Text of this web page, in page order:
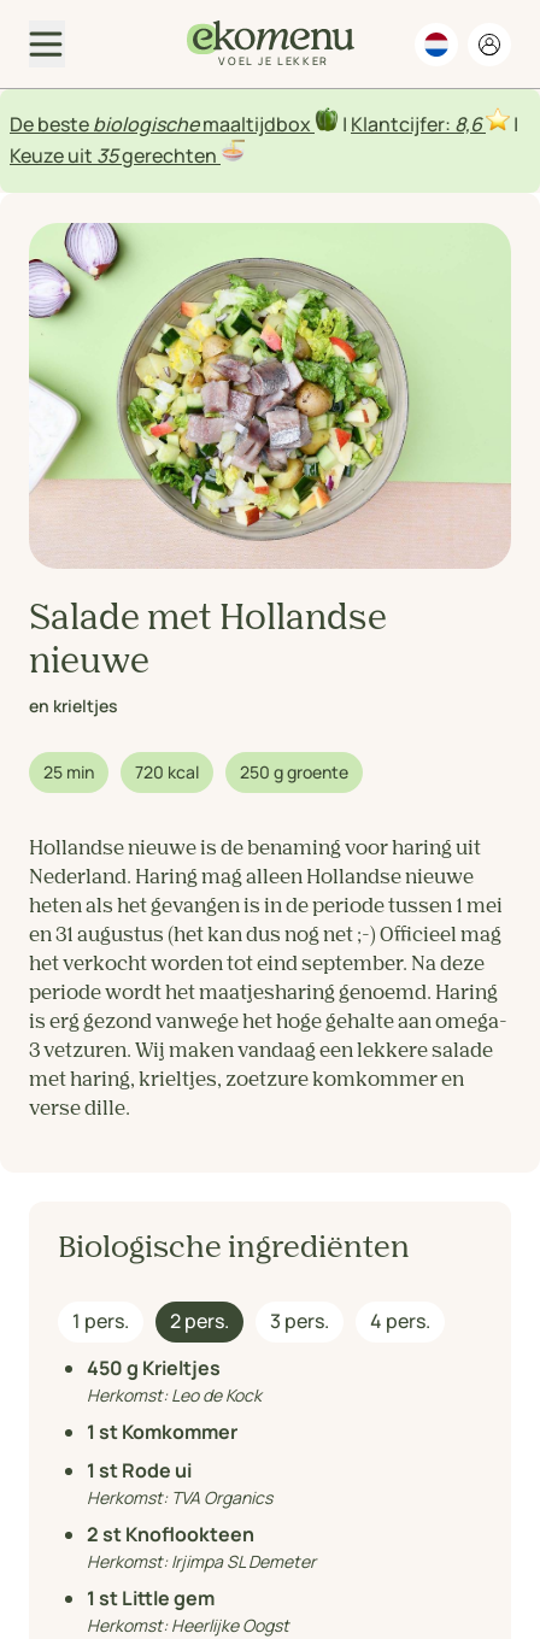
VOEL JE LEKKER
De bestebiologischemaaltijdbox | Klantcijfer: 8,6
|
Keuze uit 35gerechten
Salade met Hollandse
nieuwe
en krieltjes
25 min 720 kcal 250 g groente
Hollandse nieuwe is de benaming voor haring uit
Nederland. Haring mag alleen Hollandse nieuwe
heten als het gevangen is in de periode tussen 1 mei
en 31 augustus (het kan dus nog net ;-) Officieel mag
het verkocht worden tot eind september. Na deze
periode wordt het maatjesharing genoemd. Haring
is erg gezond vanwege het hoge gehalte aan omega-
3 vetzuren. Wij maken vandaag een lekkere salade
met haring, krieltjes, zoetzure komkommer en
verse dille.
Biologische ingrediënten
1 pers. 2 pers. 3 pers.
4 pers.
450g Krieltjes
Herkomst:Leo de Kock
1 st Komkommer
1 st Rode ui
Herkomst: TVA Organics
2st Knoflookteen
Herkomst:Irjimpa SL Demeter
1 st Little gem
Herkomst:Heerlijke Oogst